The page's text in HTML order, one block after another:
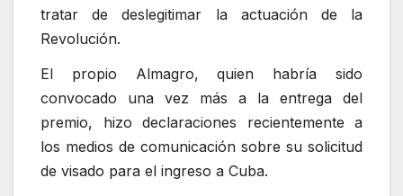
tratar de deslegitimar la actuación de la
Revolución.
El propio Almagro, quien habría sido
convocado una vez más a la entrega del
premio, hizo declaraciones recientemente a
los medios de comunicación sobre su solicitud
de visado para el ingreso a Cuba.